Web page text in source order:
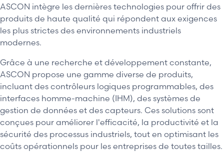
ASCON intègre les dernières technologies pour offrir des
produits de haute qualité qui répondent aux exigences
les plus strictes des environnements industriels
modernes.
Grâce à une recherche et développement constante,
ASCON propose une gamme diverse de produits,
incluant des contrôleurs logiques programmables, des
interfaces homme-machine (IHM), des systèmes de
gestion de données et des capteurs. Ces solutions sont
conçues pour améliorer l'efficacité, la productivité et la
sécurité des processus industriels, tout en optimisant les
coûts opérationnels pour les entreprises de toutes tailles.